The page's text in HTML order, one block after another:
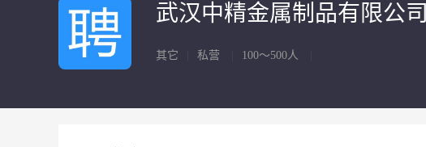
武汉中精金属制品有限公司
其它 私营 100～500人